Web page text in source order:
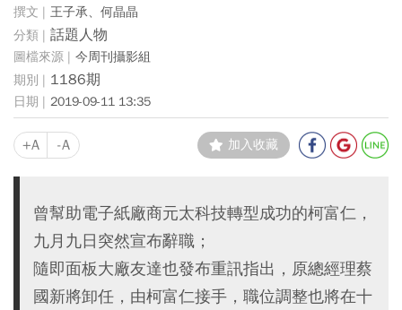
王子承、何晶晶
話題人物
今周刊攝影組
1186期
2019-09-11 13:35
+A -A 加入收藏
曾幫助電子紙廠商元太科技轉型成功的柯富仁，
九月九日突然宣布辭職；
隨即面板大廠友達也發布重訊指出，原總經理蔡
國新將卸任，由柯富仁接手，職位調整也將在十